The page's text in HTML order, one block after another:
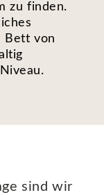
zu finden.
Bett von
sind wir